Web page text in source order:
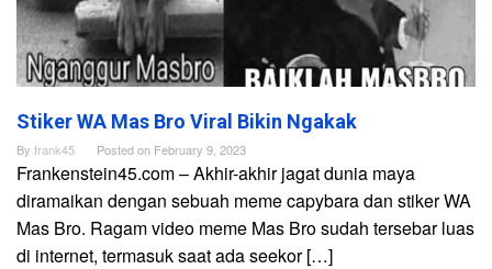
Stiker WA Mas Bro Viral Bikin Ngakak
By frank45 Posted on February 9, 2023
Frankenstein45.com – Akhir-akhir jagat dunia maya
diramaikan dengan sebuah meme capybara dan stiker WA
Mas Bro. Ragam video meme Mas Bro sudah tersebar luas
di internet, termasuk saat ada seekor […]